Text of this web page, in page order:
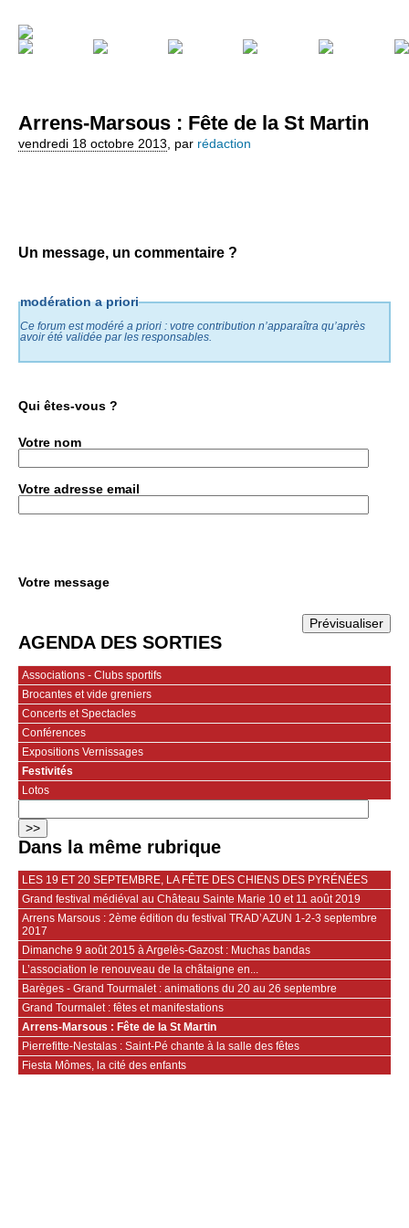
Arrens-Marsous : Fête de la St Martin
vendredi 18 octobre 2013 par rédaction
Un message, un commentaire ?
modération a priori
Ce forum est modéré a priori : votre contribution n’apparaîtra qu’après
avoir été validée par les responsables.
Qui êtes-vous ?
Votre nom
Votre adresse email
Votre message
AGENDA DES SORTIES
Associations - Clubs sportifs
Brocantes et vide greniers
Concerts et Spectacles
Conférences
Expositions Vernissages
Festivités
Lotos
Dans la même rubrique
LES 19 ET 20 SEPTEMBRE, LA FÊTE DES CHIENS DES PYRÉNÉES
Grand festival médiéval au Château Sainte Marie 10 et 11 août 2019
Arrens Marsous : 2ème édition du festival TRAD’AZUN 1-2-3 septembre
2017
Dimanche 9 août 2015 à Argelès-Gazost : Muchas bandas
L’association le renouveau de la châtaigne en...
Barèges - Grand Tourmalet : animations du 20 au 26 septembre
Grand Tourmalet : fêtes et manifestations
Arrens-Marsous : Fête de la St Martin
Pierrefitte-Nestalas : Saint-Pé chante à la salle des fêtes
Fiesta Mômes, la cité des enfants